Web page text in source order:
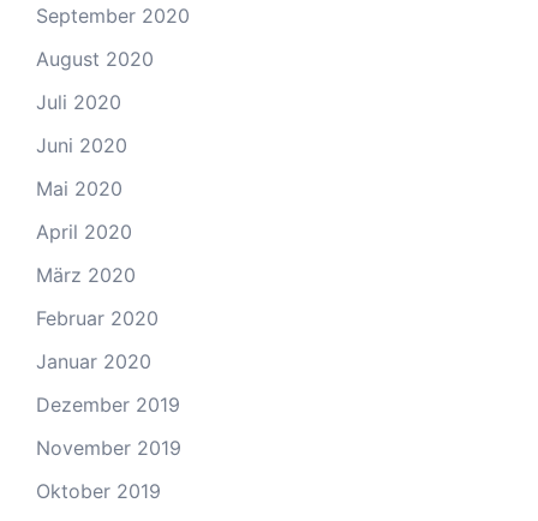
September 2020
August 2020
Juli 2020
Juni 2020
Mai 2020
April 2020
März 2020
Februar 2020
Januar 2020
Dezember 2019
November 2019
Oktober 2019